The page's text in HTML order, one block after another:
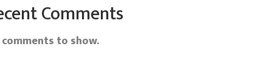
Comments
to show.